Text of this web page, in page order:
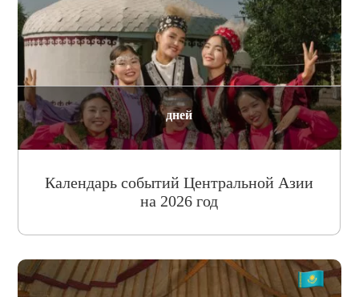
дней
Календарь событий Центральной Азии
на 2026 год